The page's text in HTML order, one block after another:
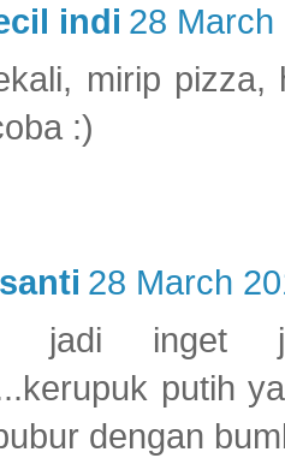
indi 28 March
mirip pizza,
:)
28 March
inget
putih
dengan